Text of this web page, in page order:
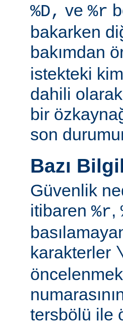
%D, ve %r
bakarken
bakımdan
istekteki
dahili
bir
son
Bazı
Güvenlik
itibaren %r,
karakterler
tersbölü ile